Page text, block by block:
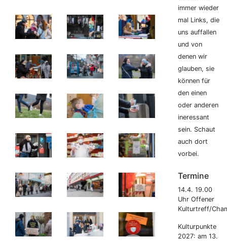
immer wieder
mal Links, die
uns auffallen
und von
denen wir
glauben, sie
können für
den einen
oder anderen
ineressant
sein. Schaut
auch dort
vorbei.
Termine
14.4. 19.00
Uhr Offener
Kulturtreff/
Kulturpunkte
2027: am 13.